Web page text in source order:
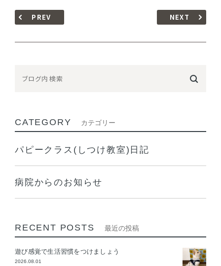
PREV NEXT
CATEGORY カテゴリー
パピークラス(しつけ教室)日記
病院からのお知らせ
RECENT POSTS 最近の投稿
遊び感覚で生活習慣をつけましょう
2026.08.01